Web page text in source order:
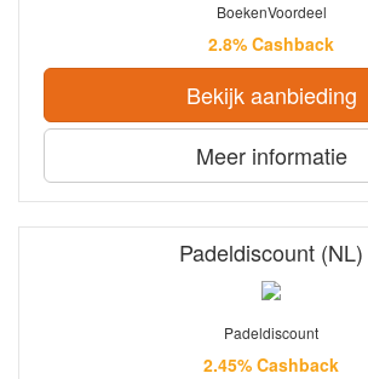
BoekenVoordeel
2.8% Cashback
Bekijk aanbieding
Meer informatie
Padeldiscount (NL)
Padeldiscount
2.45% Cashback